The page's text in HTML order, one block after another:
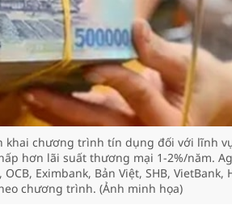
chương trình tín dụng đối với lĩnh
hơn lãi suất thương mại 1-2%/năm.
Eximbank, Bản Việt, SHB,
chương trình. (Ảnh minh họa)